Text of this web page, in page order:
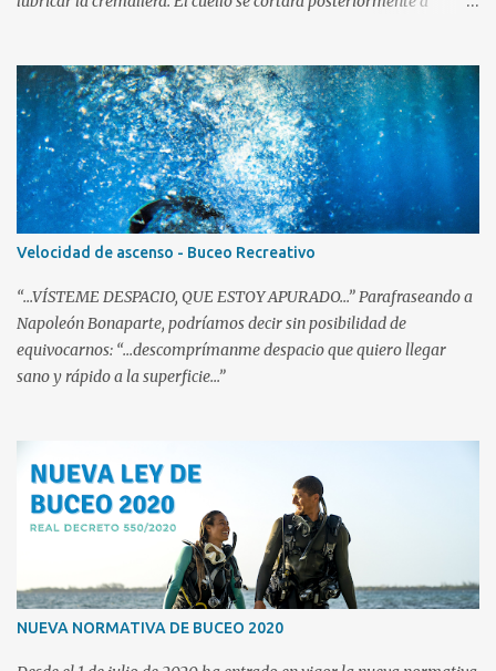
antes de cortarlos. Buceo Traje Seco Corte los manguitos cónicos
mucho menos de lo que piense que es necesario (!) Esto es así,
porque normalmente cortamos en plano y al ser un material
elástico, luego se estira. Corte un tamaño diminuto, para apenas
pasar un dedo, y repita el corte lo justo. Es frecuente que, si no se
tiene cuidado, se corte en exceso y haya que sustituir manguitos
tras la primera inmersión. La idea es cortar uno a uno los anillos.
permitirá que no nos pasemos cortando. Debe evitarse que queden
"barbas" o cortes por ...
Velocidad de ascenso - Buceo Recreativo
“...VÍSTEME DESPACIO, QUE ESTOY APURADO...” Parafraseando a
Napoleón Bonaparte, podríamos decir sin posibilidad de
equivocarnos: “...descomprímanme despacio que quiero llegar
sano y rápido a la superficie...”
NUEVA NORMATIVA DE BUCEO 2020